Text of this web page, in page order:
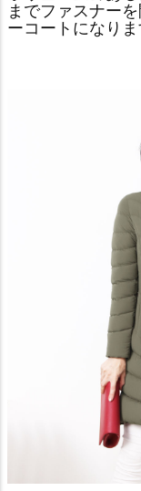
までファスナー
ーコートになりま